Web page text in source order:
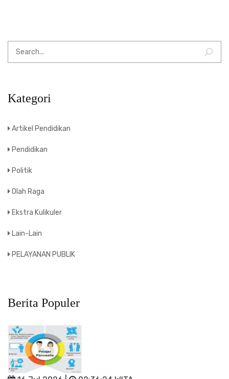
Kategori
Artikel Pendidikan
Pendidikan
Politik
Olah Raga
Ekstra Kulikuler
Lain-Lain
PELAYANAN PUBLIK
Berita Populer